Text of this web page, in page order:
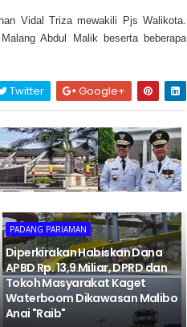
Vidal Triza mewakili Pjs Walikota.
Abdul Malik beserta beberapa
Twitter Google+
PADANG PARIAMAN
Diperkirakan Habiskan Dana
APBD Rp. 13,9 Miliar, DPRD dan
Tokoh Masyarakat Kaget
Waterboom Dikawasan Malibo
Anai "Raib"